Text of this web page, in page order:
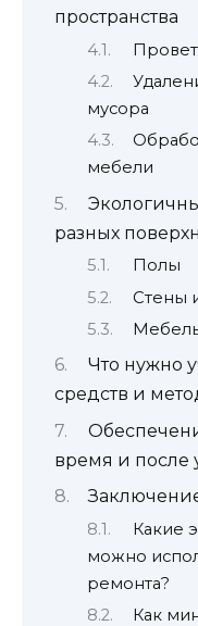
пространства
мусора
мебели
разных
Полы
Стены
Что нужно
средств и
время и после
Какие
можно
ремонта?
Как